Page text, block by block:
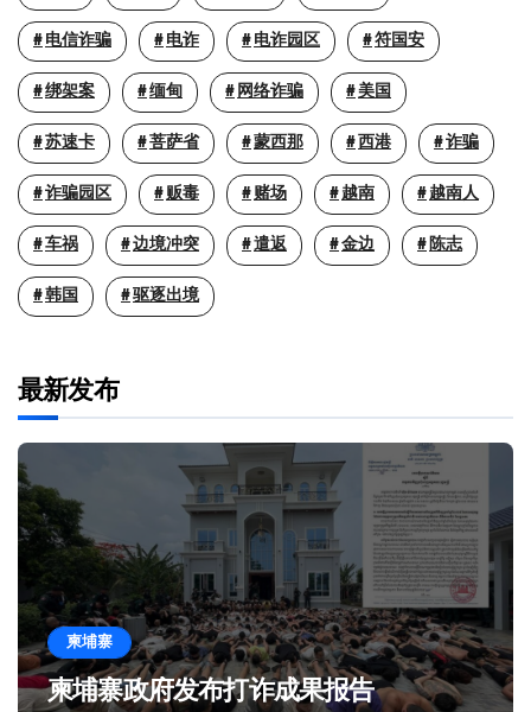
电信诈骗 电诈 电诈园区 符国安
绑架案 缅甸 网络诈骗 美国
苏速卡 菩萨省 蒙西那 西港 诈骗
诈骗园区 贩毒 赌场 越南 越南人
车祸 边境冲突 遣返 金边 陈志
韩国 驱逐出境
最新发布
柬埔寨
柬埔寨政府发布打诈成果报告